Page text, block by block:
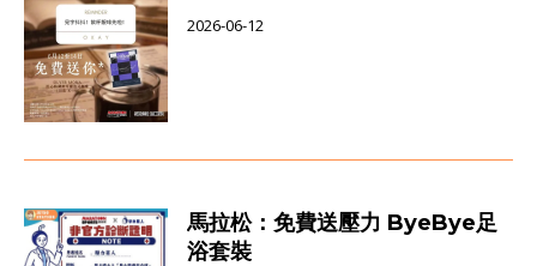
2026-06-12
馬拉松：免費送壓力 ByeBye足
浴套裝